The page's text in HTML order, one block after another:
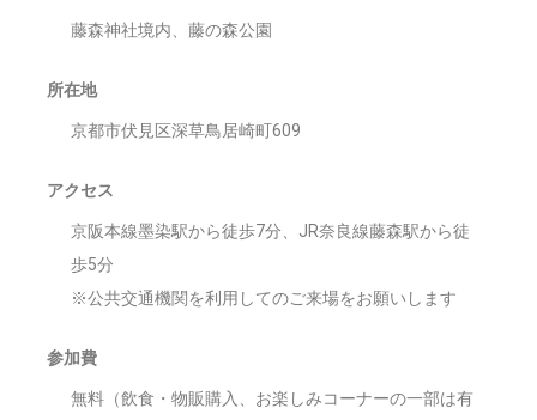
藤森神社境内、藤の森公園
所在地
京都市伏見区深草鳥居崎町609
アクセス
京阪本線墨染駅から徒歩7分、JR奈良線藤森駅から徒
歩5分
※公共交通機関を利用してのご来場をお願いします
参加費
無料（飲食・物販購入、お楽しみコーナーの一部は有